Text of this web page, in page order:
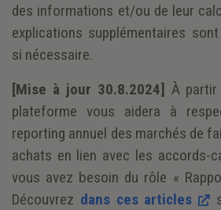
des informations et/ou de leur
explications supplémentaires
si nécessaire.
[Mise à jour 30.8.2024] À
plateforme vous aidera à
reporting annuel des marchés de
achats en lien avec les accords-
vous avez besoin du rôle «
Découvrez dans ces articles